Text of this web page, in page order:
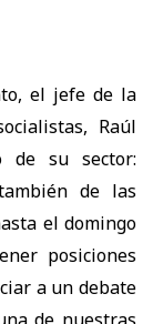
el jefe de la
Raúl
de su sector:
de las
el domingo
posiciones
a un debate